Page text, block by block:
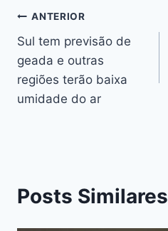
ANTERIOR
Sul tem previsão de
geada e outras
regiões terão baixa
umidade do ar
Posts Similares